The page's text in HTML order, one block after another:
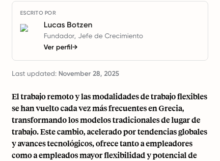
ESCRITO POR
Lucas Botzen
Fundador, Jefe de Crecimiento
Ver perfil→
Last updated: November 28, 2025
El trabajo remoto y las modalidades de trabajo flexibles
se han vuelto cada vez más frecuentes en Grecia,
transformando los modelos tradicionales de lugar de
trabajo. Este cambio, acelerado por tendencias globales
y avances tecnológicos, ofrece tanto a empleadores
como a empleados mayor flexibilidad y potencial de